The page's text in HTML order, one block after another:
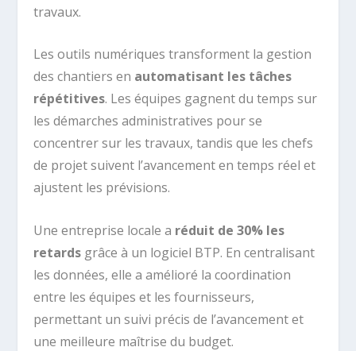
travaux.
Les outils numériques transforment la gestion
des chantiers en automatisant les tâches
répétitives. Les équipes gagnent du temps sur
les démarches administratives pour se
concentrer sur les travaux, tandis que les chefs
de projet suivent l’avancement en temps réel et
ajustent les prévisions.
Une entreprise locale a réduit de 30% les
retards grâce à un logiciel BTP. En centralisant
les données, elle a amélioré la coordination
entre les équipes et les fournisseurs,
permettant un suivi précis de l’avancement et
une meilleure maîtrise du budget.